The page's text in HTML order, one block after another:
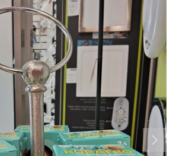
Next